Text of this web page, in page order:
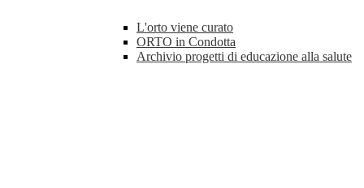
L'orto viene curato
ORTO in Condotta
Archivio progetti di educazione alla salute